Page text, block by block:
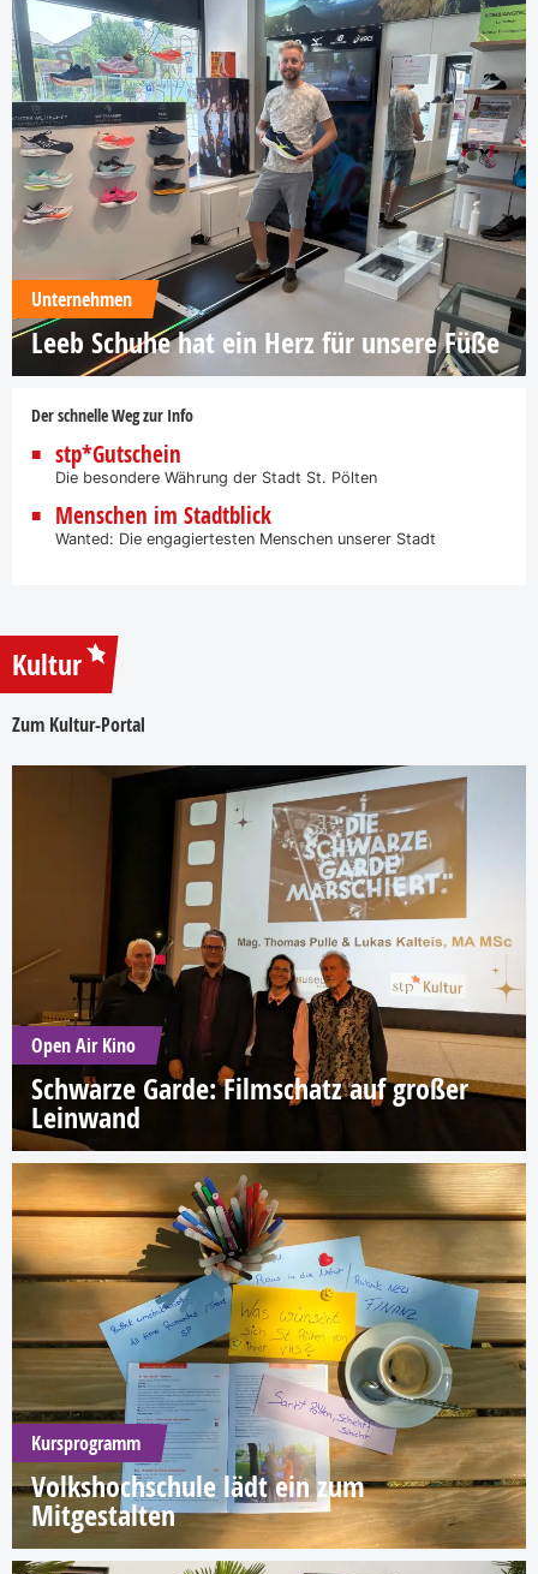
Unternehmen
Leeb Schuhe hat ein Herz für unsere Füße
Der schnelle Weg zur Info
stp*Gutschein
Die besondere Währung der Stadt St. Pölten
Menschen im Stadtblick
Wanted: Die engagiertesten Menschen unserer Stadt
Kultur
Zum Kultur-Portal
Open Air Kino
Schwarze Garde: Filmschatz auf großer
Leinwand
Kursprogramm
Volkshochschule lädt ein zum
Mitgestalten